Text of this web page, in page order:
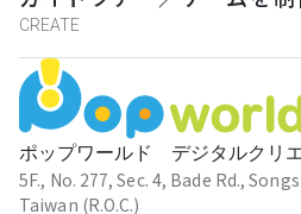
ポップワールド デジタルクリ
5F., No. 277, Sec. 4, Bade Rd.,
Taiwan (R.O.C.)
CREATE